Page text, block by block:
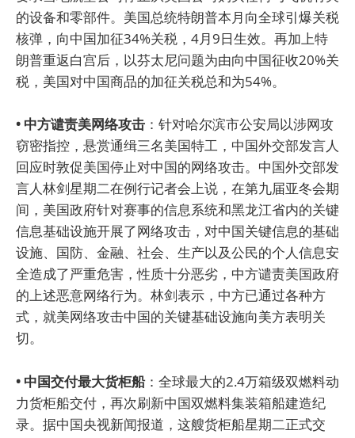
的设备和零部件。美国总统特朗普本月向全球引爆关税
核弹，向中国加征34%关税，4月9日生效。再加上特
朗普重返白宫后，以芬太尼问题为由向中国征收20%关
税，美国对中国商品的加征关税总和为54%。
• 中方谴责美网络攻击 ：针对哈尔滨市公安局以涉网攻
窃密指控，悬赏通缉三名美国特工，中国外交部发言人
回应时敦促美国停止对中国的网络攻击。中国外交部发
言人林剑星期二在例行记者会上说，在第九届亚冬会期
间，美国政府针对赛事的信息系统和黑龙江省内的关键
信息基础设施开展了网络攻击，对中国关键信息的基础
设施、国防、金融、社会、生产以及公民的个人信息安
全造成了严重危害，性质十分恶劣，中方谴责美国政府
的上述恶意网络行为。林剑表示，中方已通过各种方
式，就美网络攻击中国的关键基础设施向美方表明关
切。
• 中国交付最大货柜船：全球最大的2.4万箱级双燃料动
力货柜船交付，再次刷新中国双燃料集装箱船建造纪
录。据中国央视新闻报道，这艘货柜船星期二正式交